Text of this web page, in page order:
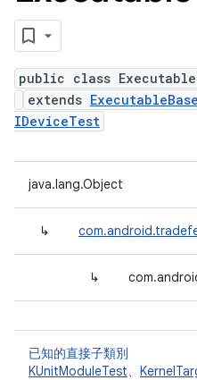
public class
extends
IDeviceTest
java.lang.Object
↳
↳
已知的直接子類別
KUnitModuleTest、